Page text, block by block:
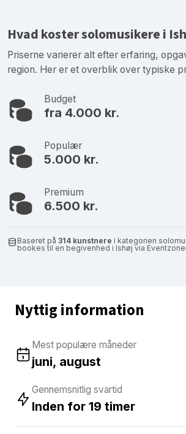
Hvad koster solomusikere i
Priserne varierer alt efter erfaring,
region. Her er et overblik over typiske
Budget
fra 4.000 kr.
Populær
5.000 kr.
Premium
6.500 kr.
Baseret på 314 kunstnere i kategorien
bookes til en begivenhed i Ishøj via
Nyttig information
Mest populære måneder
juni, august
Gennemsnitlig svartid
Inden for 19 timer